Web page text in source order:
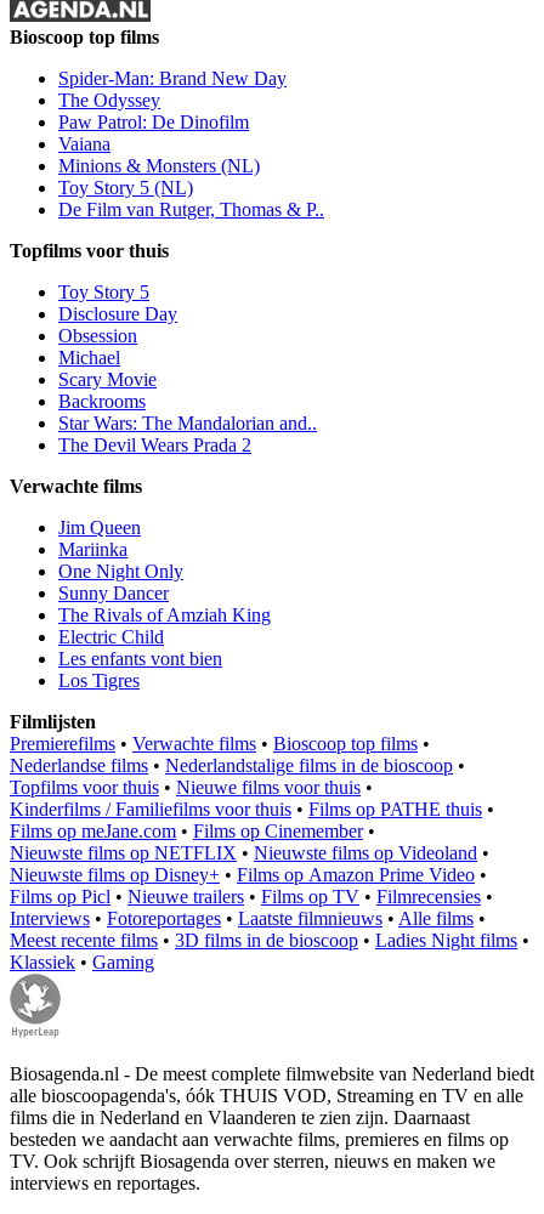
Bioscoop top films
Spider-Man: Brand New Day
The Odyssey
Paw Patrol: De Dinofilm
Vaiana
Minions & Monsters (NL)
Toy Story 5 (NL)
De Film van Rutger, Thomas & P..
Topfilms voor thuis
Toy Story 5
Disclosure Day
Obsession
Michael
Scary Movie
Backrooms
Star Wars: The Mandalorian and..
The Devil Wears Prada 2
Verwachte films
Jim Queen
Mariinka
One Night Only
Sunny Dancer
The Rivals of Amziah King
Electric Child
Les enfants vont bien
Los Tigres
Filmlijsten
Premierefilms • Verwachte films • Bioscoop top films •
Nederlandse films • Nederlandstalige films in de bioscoop •
Topfilms voor thuis • Nieuwe films voor thuis •
Kinderfilms / Familiefilms voor thuis • Films op PATHE thuis •
Films op meJane.com • Films op Cinemember•
Nieuwste films op NETFLIX • Nieuwste films op Videoland •
Nieuwste films op Disney+ • Films op Amazon Prime Video •
Films op Picl • Nieuwe trailers • Films op TV • Filmrecensies •
Interviews • Fotoreportages • Laatste filmnieuws • Alle films •
Meest recente films • 3D films in de bioscoop • Ladies Night films •
Klassiek • Gaming
Biosagenda.nl - De meest complete filmwebsite van Nederland biedt
alle bioscoopagenda's, óók THUIS VOD, Streaming en TV en alle
films die in Nederland en Vlaanderen te zien zijn. Daarnaast
besteden we aandacht aan verwachte films, premieres en films op
TV. Ook schrijft Biosagenda over sterren, nieuws en maken we
interviews en reportages.